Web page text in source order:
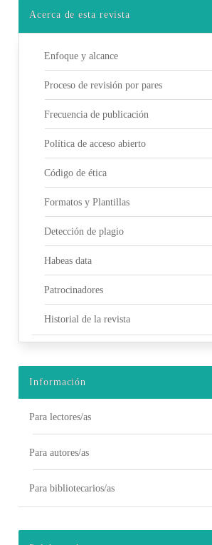
Acerca de esta revista
Enfoque y alcance
Proceso de revisión por pares
Frecuencia de publicación
Política de acceso abierto
Código de ética
Formatos y Plantillas
Detección de plagio
Habeas data
Patrocinadores
Historial de la revista
Información
Para lectores/as
Para autores/as
Para bibliotecarios/as